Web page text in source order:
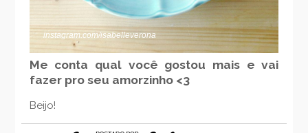
instagram.com/isabelleverona
Me conta qual você gostou mais e vai
fazer pro seu amorzinho <3
Beijo!